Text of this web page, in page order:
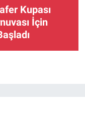
Kupası
İçin